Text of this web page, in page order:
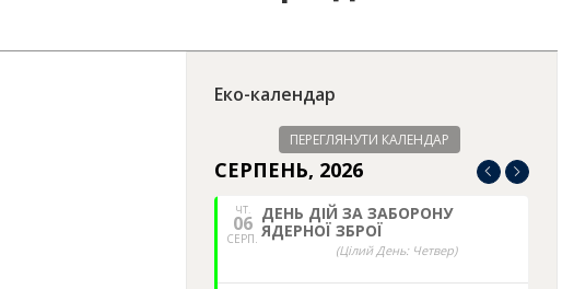
Еко-календар
ПЕРЕГЛЯНУТИ КАЛЕНДАР
СЕРПЕНЬ, 2026
ЧТ.
06
СЕРП.
ДЕНЬ ДІЙ ЗА ЗАБОРОНУ
ЯДЕРНОЇ ЗБРОЇ
(Цілий День: Четвер)